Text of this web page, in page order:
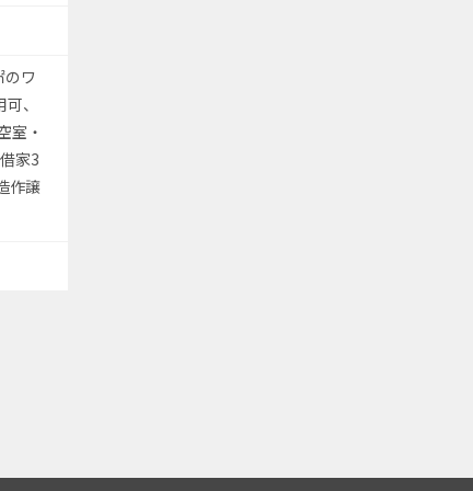
ワ
、
室・
家3
作譲